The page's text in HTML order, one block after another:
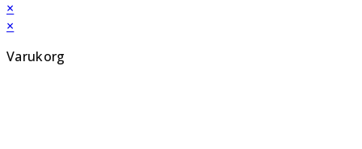
×
×
Varukorg